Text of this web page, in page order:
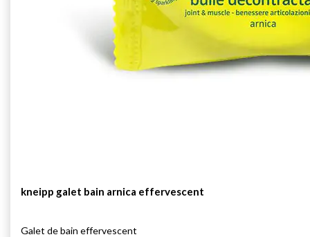
kneipp galet bain arnica effervescent
Galet de bain effervescent